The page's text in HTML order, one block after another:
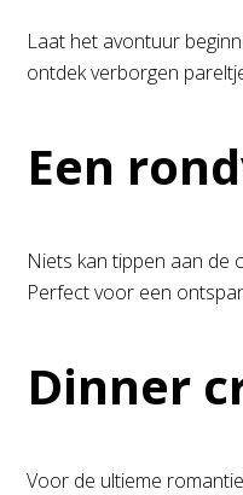
Laat het avontuur
ontdek verborgen
Een
Niets kan tippen aan de
Perfect voor een
Dinner
Voor de ultieme